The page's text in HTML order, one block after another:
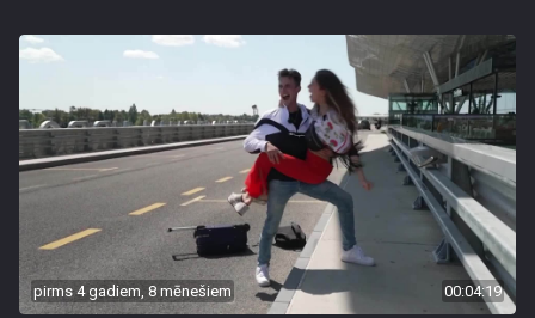
pirms 4 gadiem, 8 mēnešiem 00:04:19